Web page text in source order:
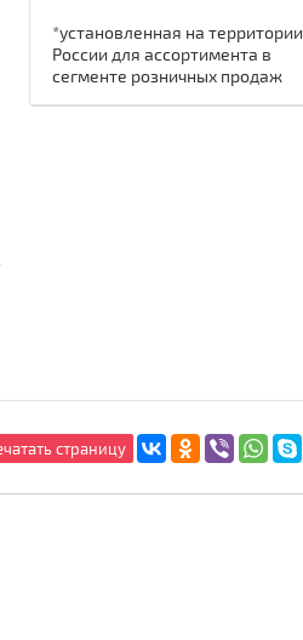
*установленная на территории
России для ассортимента в
сегменте розничных продаж